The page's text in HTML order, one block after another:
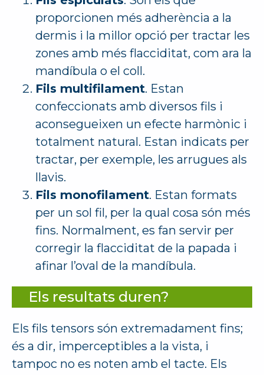
proporcionen més adherència a la
dermis i la millor opció per tractar les
zones amb més flacciditat, com ara la
mandíbula o el coll.
Fils multifilament. Estan
confeccionats amb diversos fils i
aconsegueixen un efecte harmònic i
totalment natural. Estan indicats per
tractar, per exemple, les arrugues als
llavis.
Fils monofilament. Estan formats
per un sol fil, per la qual cosa són més
fins. Normalment, es fan servir per
corregir la flacciditat de la papada i
afinar l’oval de la mandíbula.
Els resultats duren?
Els fils tensors són extremadament fins;
és a dir, imperceptibles a la vista, i
tampoc no es noten amb el tacte. Els